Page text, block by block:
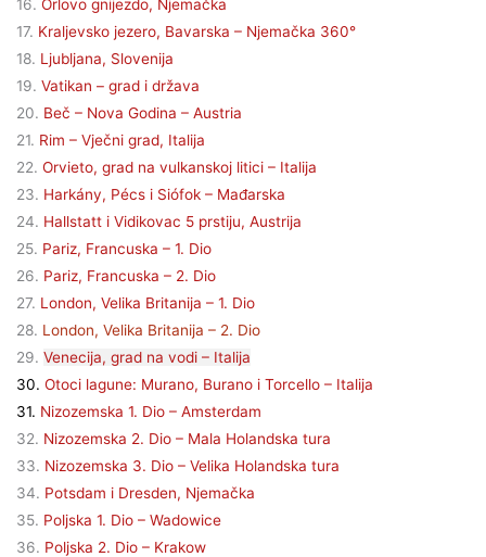
16. Orlovo gnijezdo, Njemačka
17. Kraljevsko jezero, Bavarska – Njemačka 360°
18. Ljubljana, Slovenija
19. Vatikan – grad i država
20. Beč – Nova Godina – Austria
21. Rim – Vječni grad, Italija
22. Orvieto, grad na vulkanskoj litici – Italija
23. Harkány, Pécs i Siófok – Mađarska
24. Hallstatt i Vidikovac 5 prstiju, Austrija
25. Pariz, Francuska – 1. Dio
26. Pariz, Francuska – 2. Dio
27. London, Velika Britanija – 1. Dio
28. London, Velika Britanija – 2. Dio
29. Venecija, grad na vodi – Italija
30. Otoci lagune: Murano, Burano i Torcello – Italija
31. Nizozemska 1. Dio – Amsterdam
32. Nizozemska 2. Dio – Mala Holandska tura
33. Nizozemska 3. Dio – Velika Holandska tura
34. Potsdam i Dresden, Njemačka
35. Poljska 1. Dio – Wadowice
36. Poljska 2. Dio – Krakow